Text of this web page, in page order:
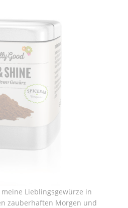
Lieblingsgewürze in
zauberhaften Morgen und